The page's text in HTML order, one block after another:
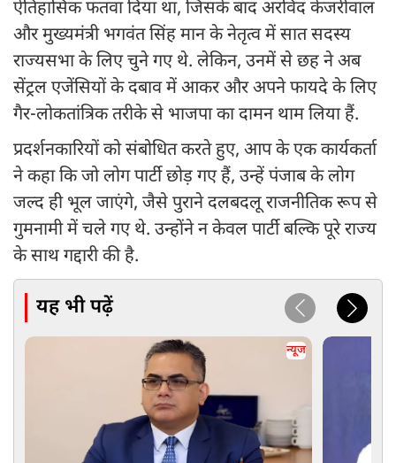
ऐतिहासिक फतवा दिया था, जिसके बाद अरविंद केजरीवाल
और मुख्यमंत्री भगवंत सिंह मान के नेतृत्व में सात सदस्य
राज्यसभा के लिए चुने गए थे. लेकिन, उनमें से छह ने अब
सेंट्रल एजेंसियों के दबाव में आकर और अपने फायदे के लिए
गैर-लोकतांत्रिक तरीके से भाजपा का दामन थाम लिया हैं.
प्रदर्शनकारियों को संबोधित करते हुए, आप के एक कार्यकर्ता
ने कहा कि जो लोग पार्टी छोड़ गए हैं, उन्हें पंजाब के लोग
जल्द ही भूल जाएंगे, जैसे पुराने दलबदलू राजनीतिक रूप से
गुमनामी में चले गए थे. उन्होंने न केवल पार्टी बल्कि पूरे राज्य
के साथ गद्दारी की है.
यह भी पढ़ें
न्यूज